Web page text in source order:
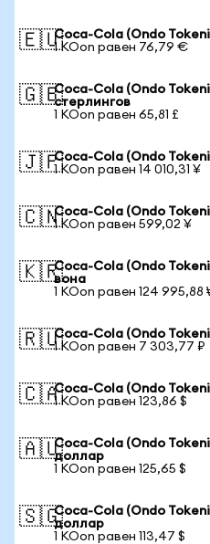
🇪🇺Coca-Cola (Ondo
1 KOon равен 76,79 €
🇬🇧Coca-Cola (Ondo
стерлингов
1 KOon равен 65,81 £
🇯🇵Coca-Cola (Ondo
1 KOon равен 14 010,31 ¥
🇨🇳Coca-Cola (Ondo
1 KOon равен 599,02 ¥
🇰🇷Coca-Cola (Ondo
вона
1 KOon равен 124 995,88
🇷🇺Coca-Cola (Ondo
1 KOon равен 7 303,77 ₽
🇨🇦Coca-Cola (Ondo
1 KOon равен 123,86 $
🇦🇺Coca-Cola (Ondo
доллар
1 KOon равен 125,65 $
🇸🇬Coca-Cola (Ondo
доллар
1 KOon равен 113,47 $